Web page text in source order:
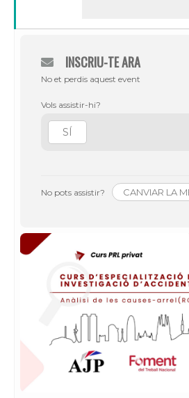
INSCRIU-TE ARA
No et perdis aquest event
Vols assistir-hi?
SÍ
No pots assistir? CANVIAR LA